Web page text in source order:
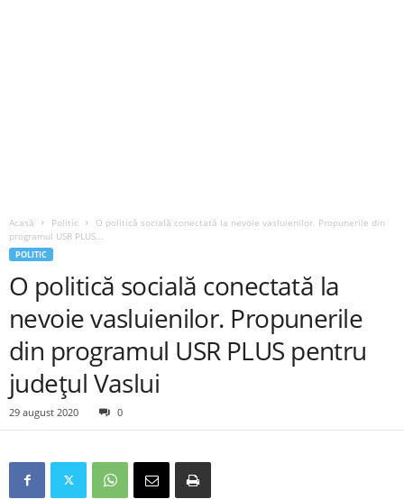
Acasă Politic
O politică socială conectată la nevoie vasluienilor. Propunerile din
programul USR PLUS...
POLITIC
O politică socială conectată la
nevoie vasluienilor. Propunerile
din programul USR PLUS pentru
județul Vaslui
29 august 2020 0